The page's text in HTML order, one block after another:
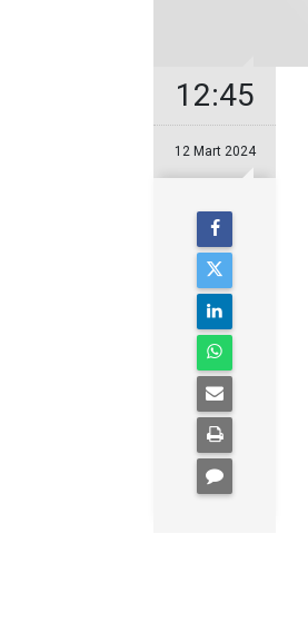
12:45
12 Mart 2024